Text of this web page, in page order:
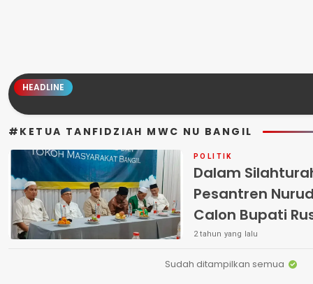
HEADLINE
#KETUA TANFIDZIAH MWC NU BANGIL
POLITIK
Dalam
Pesantren
Calon Bupati
Percantik Ibu
Pasuruan
2 tahun yang lalu
Sudah ditampilkan semua